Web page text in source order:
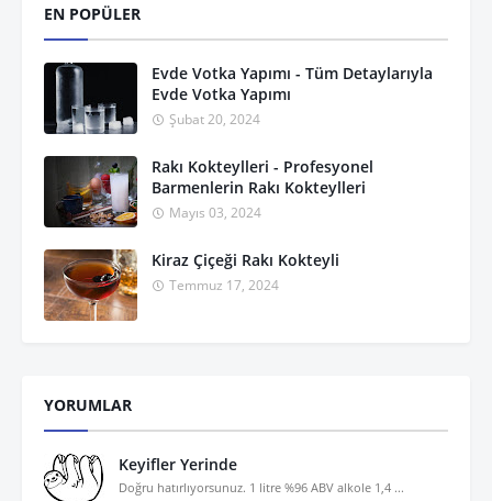
EN POPÜLER
Evde Votka Yapımı - Tüm Detaylarıyla
Evde Votka Yapımı
Şubat 20, 2024
Rakı Kokteylleri - Profesyonel
Barmenlerin Rakı Kokteylleri
Mayıs 03, 2024
Kiraz Çiçeği Rakı Kokteyli
Temmuz 17, 2024
YORUMLAR
Keyifler Yerinde
Doğru hatırlıyorsunuz. 1 litre %96 ABV alkole 1,4 ...